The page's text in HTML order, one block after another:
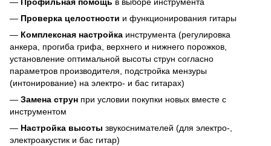
— Профильная помощь в выборе инструмента
— Проверка целостности и функционирования гитары
— Комплексная настройка инструмента (регулировка
анкера, прогиба грифа, верхнего и нижнего порожков,
установление оптимальной высоты струн согласно
параметров производителя, подстройка мензуры
(интонирование) на электро- и бас гитарах)
— Замена струн при условии покупки новых вместе с
инструментом
— Настройка высоты звукоснимателей (для электро-,
электроакустик и бас гитар)